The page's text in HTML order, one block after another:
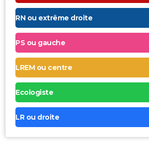
RN ou extrême droite
PS ou gauche
LREM ou centre
Ecologiste
LR ou droite